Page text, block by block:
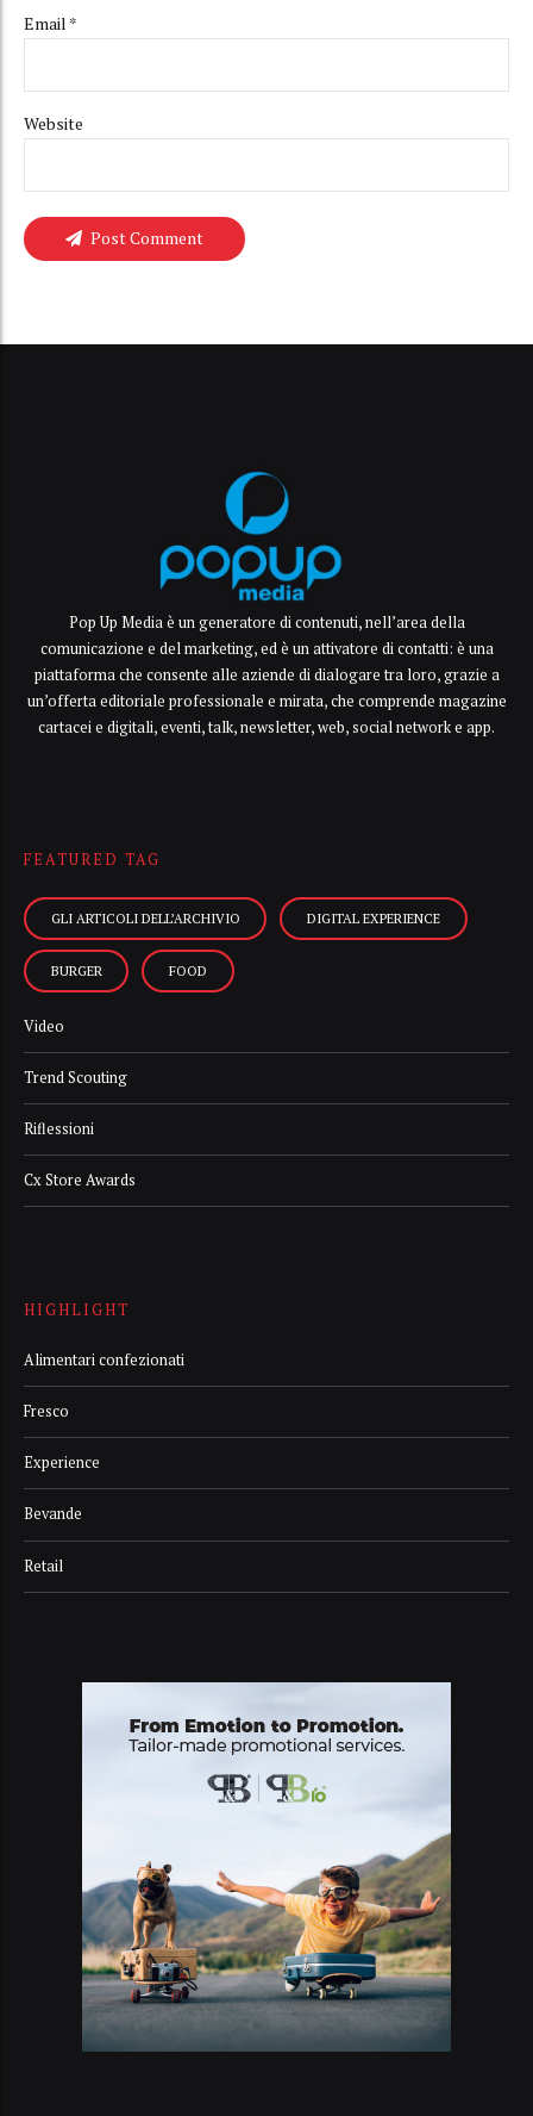
Email *
Website
Post Comment
Pop Up Media è un generatore di contenuti, nell’area della
comunicazione e del marketing, ed è un attivatore di contatti: è una
piattaforma che consente alle aziende di dialogare tra loro, grazie a
un’offerta editoriale professionale e mirata, che comprende magazine
cartacei e digitali, eventi, talk, newsletter, web, social network e app.
FEATURED TAG
GLI ARTICOLI DELL’ARCHIVIO DIGITAL EXPERIENCE
BURGER FOOD
Video
Trend Scouting
Riflessioni
Cx Store Awards
HIGHLIGHT
Alimentari confezionati
Fresco
Experience
Bevande
Retail